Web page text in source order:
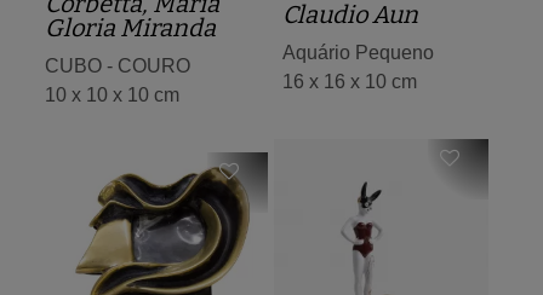
Gloria Miranda
CUBO - COURO
10 x 10 x 10 cm
Claudio Aun
Aquário Pequeno
16 x 16 x 10 cm